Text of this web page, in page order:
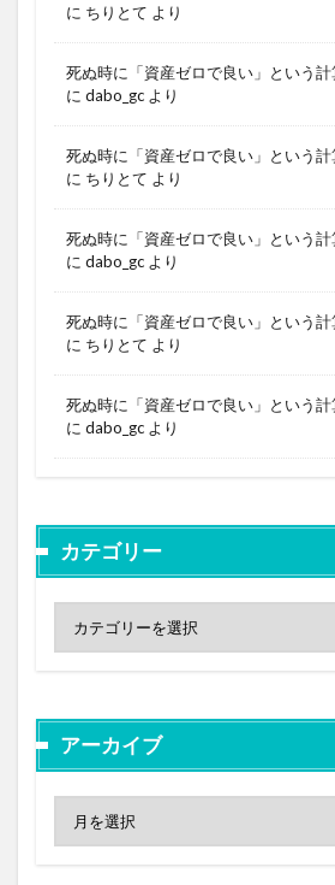
に ちりとて より
死ぬ時に「資産ゼロで良い」という計
に dabo_gc より
死ぬ時に「資産ゼロで良い」という計
に ちりとて より
死ぬ時に「資産ゼロで良い」という計
に dabo_gc より
死ぬ時に「資産ゼロで良い」という計
に ちりとて より
死ぬ時に「資産ゼロで良い」という計
に dabo_gc より
カテゴリー
アーカイブ